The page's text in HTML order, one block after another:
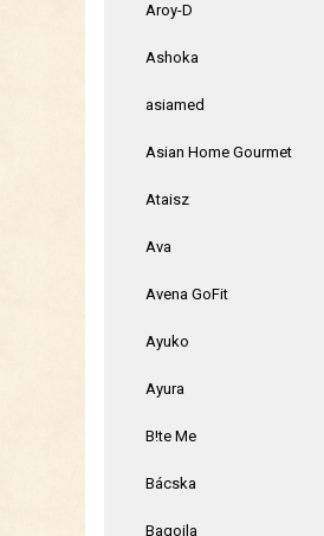
Aroy-D
Ashoka
asiamed
Asian Home Gourmet
Ataisz
Ava
Avena GoFit
Ayuko
Ayura
B!te Me
Bácska
Bagoila